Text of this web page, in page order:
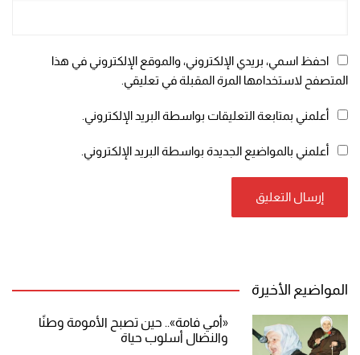
احفظ اسمي، بريدي الإلكتروني، والموقع الإلكتروني في هذا
المتصفح لاستخدامها المرة المقبلة في تعليقي.
أعلمني بمتابعة التعليقات بواسطة البريد الإلكتروني.
أعلمني بالمواضيع الجديدة بواسطة البريد الإلكتروني.
المواضيع الأخيرة
«أمي فامة».. حين تصبح الأمومة وطنًا
والنضال أسلوب حياة